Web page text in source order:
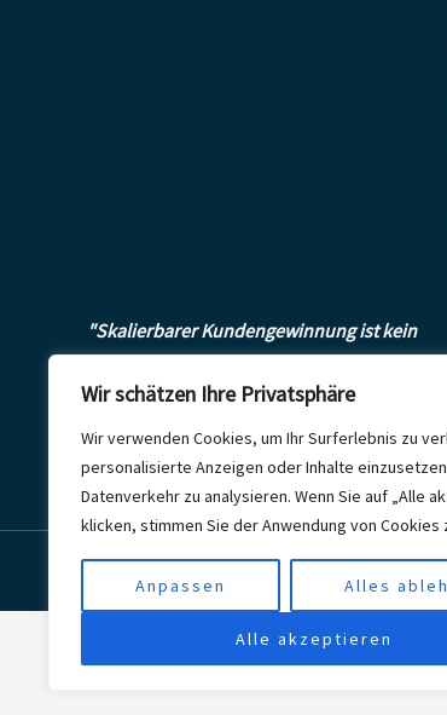
Wir schätzen Ihre Privatsphäre
Wir verwenden Cookies, um Ihr Surferlebnis zu
personalisierte Anzeigen oder Inhalte
Datenverkehr zu analysieren. Wenn Sie auf „Alle
klicken, stimmen Sie der Anwendung von Cookies
Anpassen Alles
Alle akzeptieren
"Skalierbarer Kundengewinnung ist kein